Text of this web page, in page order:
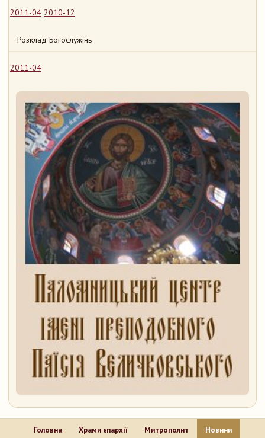
2011-04 2010-12
Розклад Богослужінь
2011-04
Головна Храми єпархії Митрополит Новини